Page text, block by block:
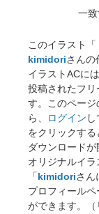
一致
このイラスト「
kimidoriさんの
イラストACに
投稿されたフリ
す。このペー
ら、
ログイン
をクリックする
ダウンロードが
オリジナルイラ
「kimidoriさん
プロフィール
ができます。（